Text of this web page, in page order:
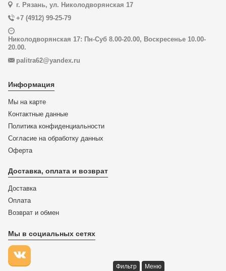
г. Рязань, ул. Николодворянская 17
+7 (4912) 99-25-79
Николодворянская 17: Пн-Суб 8.00-20.00, Воскресенье 10.00-
20.00.
palitra62@yandex.ru
Информация
Мы на карте
Контактные данные
Политика конфиденциальности
Согласие на обработку данных
Оферта
Доставка, оплата и возврат
Доставка
Оплата
Возврат и обмен
Мы в социальных сетях
Фильтр Меню